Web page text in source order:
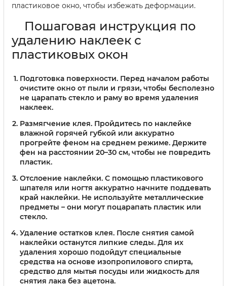
пластиковое окно, чтобы избежать деформации.
Пошаговая инструкция по
удалению наклеек с
пластиковых окон
Подготовка поверхности. Перед началом работы
очистите окно от пыли и грязи, чтобы бесполезно
не царапать стекло и раму во время удаления
наклеек.
Размягчение клея. Пройдитесь по наклейке
влажной горячей губкой или аккуратно
прогрейте феном на среднем режиме. Держите
фен на расстоянии 20–30 см, чтобы не повредить
пластик.
Отслоение наклейки. С помощью пластикового
шпателя или ногтя аккуратно начните поддевать
край наклейки. Не используйте металлические
предметы – они могут поцарапать пластик или
стекло.
Удаление остатков клея. После снятия самой
наклейки останутся липкие следы. Для их
удаления хорошо подойдут специальные
средства на основе изопропилового спирта,
средство для мытья посуды или жидкость для
снятия лака без ацетона.